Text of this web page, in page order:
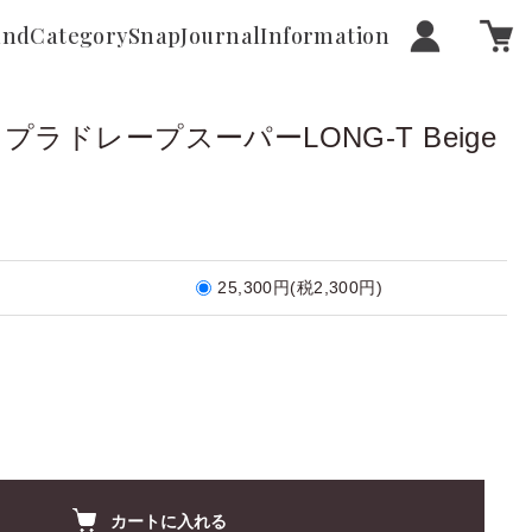
CategorySnapJournalInformation
ラドレープスーパーLONG-T Beige
25,300円(税2,300円)
カートに入れる